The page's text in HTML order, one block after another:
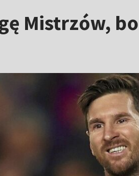
Mistrzów,